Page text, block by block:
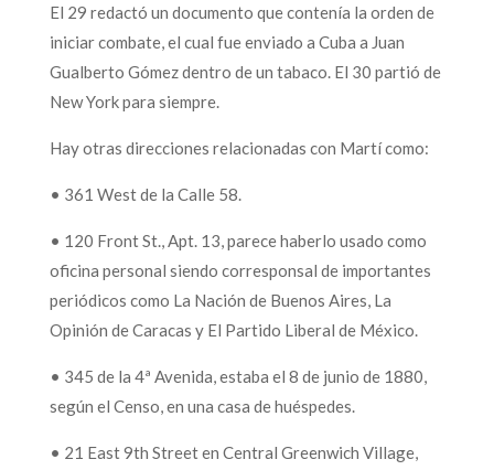
El 29 redactó un documento que contenía la orden de
iniciar combate, el cual fue enviado a Cuba a Juan
Gualberto Gómez dentro de un tabaco. El 30 partió de
New York para siempre.
Hay otras direcciones relacionadas con Martí como:
• 361 West de la Calle 58.
• 120 Front St., Apt. 13, parece haberlo usado como
oficina personal siendo corresponsal de importantes
periódicos como La Nación de Buenos Aires, La
Opinión de Caracas y El Partido Liberal de México.
• 345 de la 4ª Avenida, estaba el 8 de junio de 1880,
según el Censo, en una casa de huéspedes.
• 21 East 9th Street en Central Greenwich Village,